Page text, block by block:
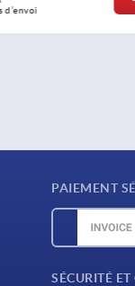
d’envoi
PAIEMENT
SÉCURITÉ